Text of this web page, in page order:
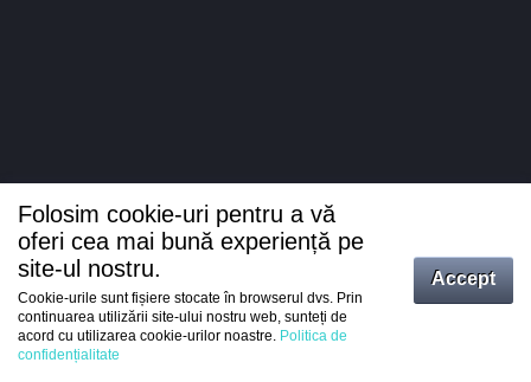
Intrați
Folosim cookie-uri pentru a vă
oferi cea mai bună experiență pe
site-ul nostru.
Cookie-urile sunt fișiere stocate în browserul dvs. Prin
continuarea utilizării site-ului nostru web, sunteți de
acord cu utilizarea cookie-urilor noastre. Politica de
confidențialitate
Accept